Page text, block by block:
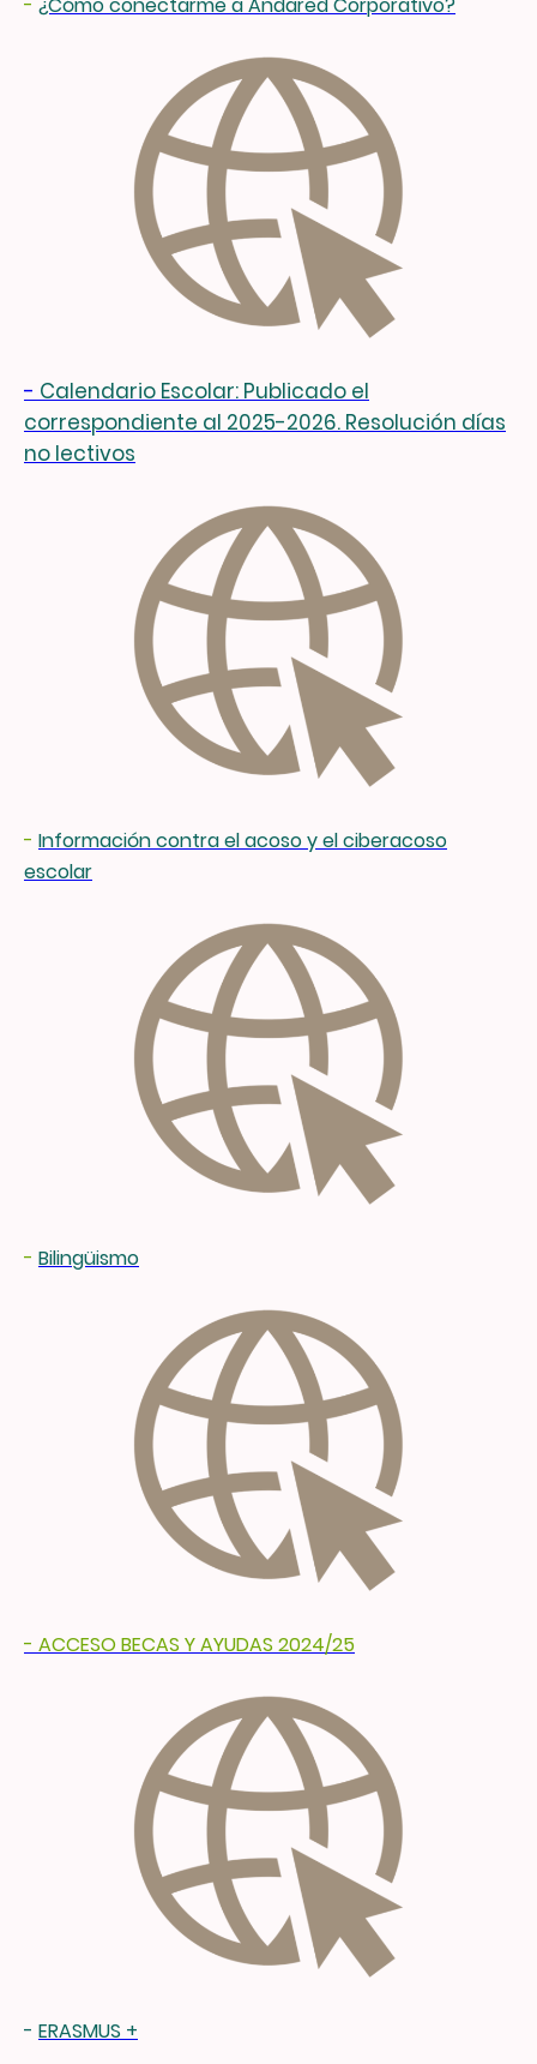
- Calendario Escolar: Publicado el
correspondiente al 2025-2026. Resolución días
no lectivos
- Información contra el acoso y el ciberacoso
escolar
- Bilingüismo
- ACCESO BECAS Y AYUDAS 2024/25
- ERASMUS +